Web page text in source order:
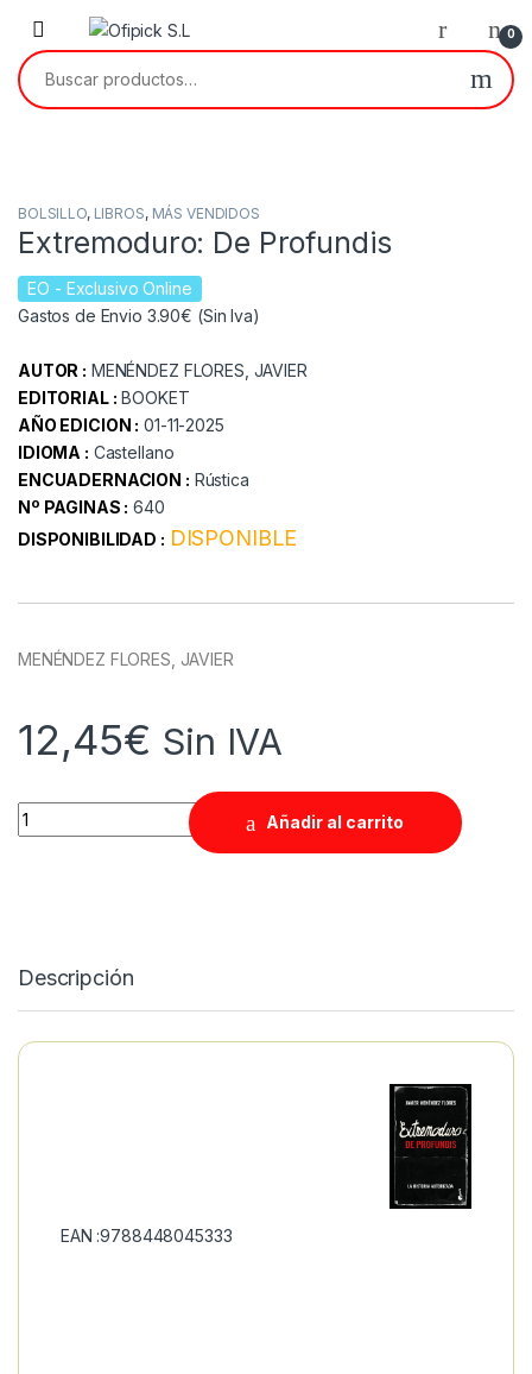
Skip to navigation
Skip to content
0
Buscar por:
BOLSILLO, LIBROS, MÁS VENDIDOS
Extremoduro: De Profundis
EO - Exclusivo Online
Gastos de Envio 3.90€ (Sin Iva)
AUTOR : MENÉNDEZ FLORES, JAVIER
EDITORIAL : BOOKET
AÑO EDICION : 01-11-2025
IDIOMA : Castellano
ENCUADERNACION : Rústica
Nº PAGINAS : 640
DISPONIBILIDAD : DISPONIBLE
MENÉNDEZ FLORES, JAVIER
12,45€ Sin IVA
Quantity
Añadir al carrito
Descripción
EAN :9788448045333